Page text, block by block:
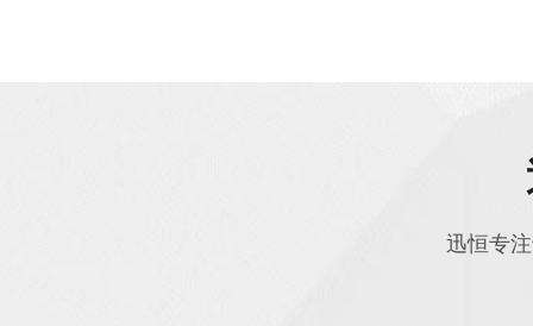
迅恒专